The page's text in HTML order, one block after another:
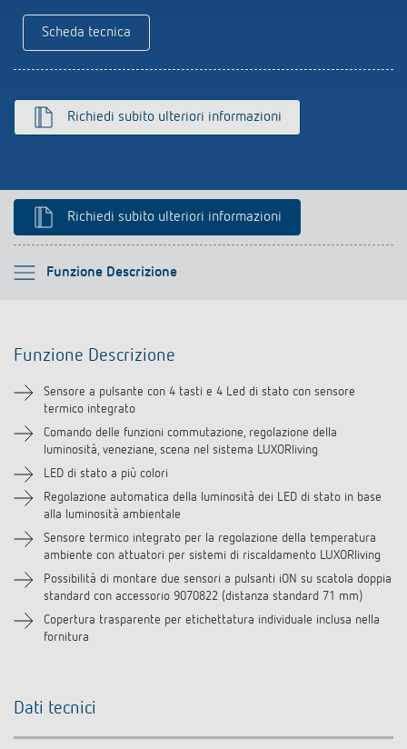
Rilevatore di presenza e rilevatore di
Scheda tecnica
Richiedi subito ulteriori informazioni
Richiedi subito ulteriori informazioni
Funzione Descrizione
Si prega di selezionare
Downloads
Accessori
Prodotti analoghi
Funzione Descrizione
Sensore a pulsante con 4 tasti e 4 Led di stato con sensore
termico integrato
Comando delle funzioni commutazione, regolazione della
luminosità, veneziane, scena nel sistema LUXORliving
LED di stato a più colori
Regolazione automatica della luminosità dei LED di stato in base
alla luminosità ambientale
Sensore termico integrato per la regolazione della temperatura
ambiente con attuatori per sistemi di riscaldamento LUXORliving
Possibilità di montare due sensori a pulsanti iON su scatola doppia
standard con accessorio 9070822 (distanza standard 71 mm)
Copertura trasparente per etichettatura individuale inclusa nella
fornitura
Dati tecnici